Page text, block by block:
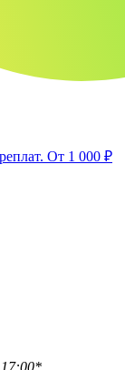
От 1 000 ₽
17:00*